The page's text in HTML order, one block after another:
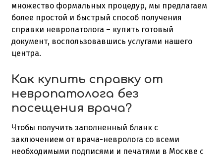
множество формальных процедур, мы предлагаем
более простой и быстрый способ получения
справки невропатолога – купить готовый
документ, воспользовавшись услугами нашего
центра.
Как купить справку от
невропатолога без
посещения врача?
Чтобы получить заполненный бланк с
заключением от врача-невролога со всеми
необходимыми подписями и печатями в Москве с